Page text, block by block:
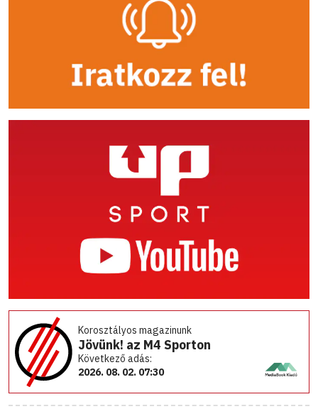
Korosztályos magazinunk
Jövünk! az M4 Sporton
Következő adás:
2026. 08. 02. 07:30